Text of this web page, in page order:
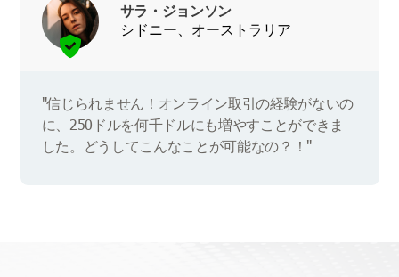
サラ・ジョンソン
シドニー、オーストラリア
"信じられません！オンライン取引の経験がないの
に、250ドルを何千ドルにも増やすことができま
した。どうしてこんなことが可能なの？！"